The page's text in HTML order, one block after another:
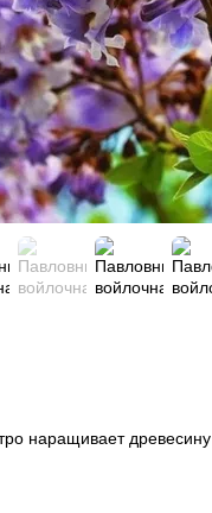
наращивает древесину